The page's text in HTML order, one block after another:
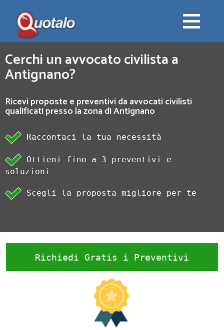
Cerchi un avvocato civilista a
Antignano?
Ricevi proposte e preventivi da avvocati civilisti
qualificati presso la zona di Antignano
Raccontaci la tua necessità
Ottieni fino a 3 preventivi e
soluzioni
Scegli la proposta migliore per te
Richiedi Gratis i Preventivi